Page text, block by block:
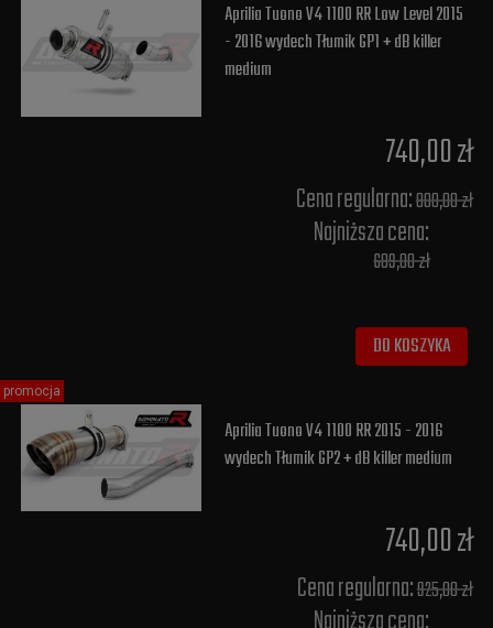
Aprilia Tuono V4 1100 RR Low Level 2015
- 2016 wydech Tłumik GP1 + dB killer
medium
740,00 zł
Cena regularna:800,00 zł
Najniższa cena:
689,00 zł
DO KOSZYKA
Aprilia Tuono V4 1100 RR 2015 - 2016
wydech Tłumik GP2 + dB killer medium
740,00 zł
Cena regularna:925,00 zł
promocja